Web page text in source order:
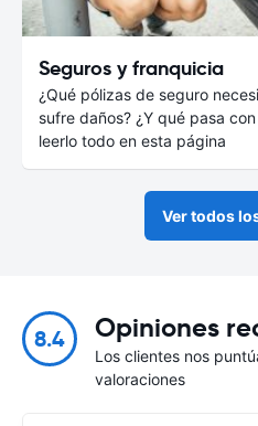
Seguros y franquicia
¿Qué pólizas de seguro
sufre daños? ¿Y qué pasa
leerlo todo en esta página
Ver todos
8.4 Opiniones
Los clientes nos
valoraciones